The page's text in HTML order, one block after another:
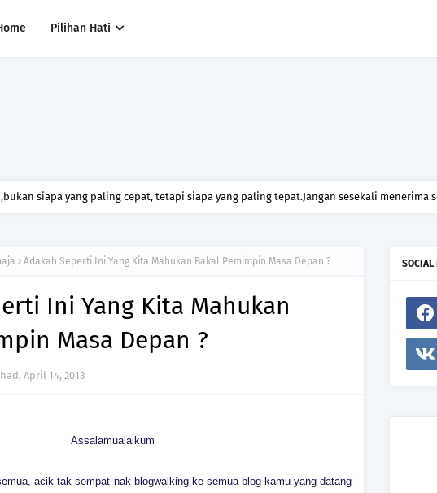
Pilihan Hati
siapa yang paling cepat, tetapi siapa yang paling tepat.Jangan sesekali menerima
Adakah Seperti Ini Yang Kita Mahukan Bakal Pemimpin Masa Depan ?
Ini Yang Kita Mahukan
Masa Depan ?
April 14, 2013
Assalamualaikum
acik tak sempat nak blogwalking ke semua blog kamu yang datang
SOCIAL